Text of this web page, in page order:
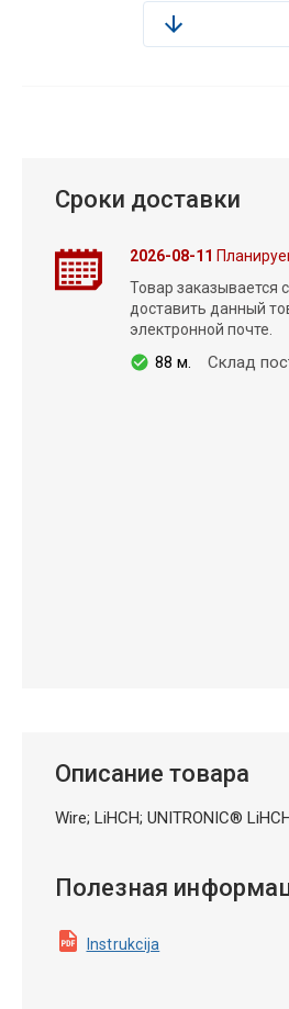
Сроки доставки
2026-08-11
Товар заказывается
доставить данный
электронной почте.
88 м. Склад
Описание товара
Wire; LiHCH; UNITRONIC®
Полезная
Instrukcija